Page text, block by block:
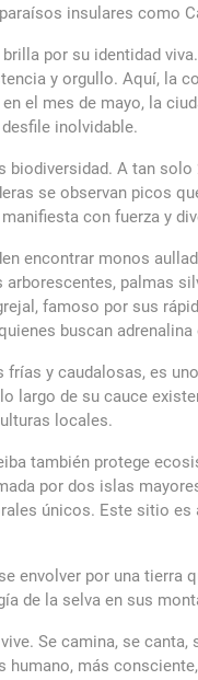
insulares como
por su identidad
y orgullo. Aquí, la
el mes de mayo, la
inolvidable.
biodiversidad. A tan
se observan picos
con fuerza y
encontrar monos
arborescentes, palmas
famoso por sus
buscan
frías y caudalosas, es
largo de su cauce
locales.
también protege
por dos islas
únicos. Este sitio
envolver por una tierra
de la selva en sus
Se camina, se
humano, más